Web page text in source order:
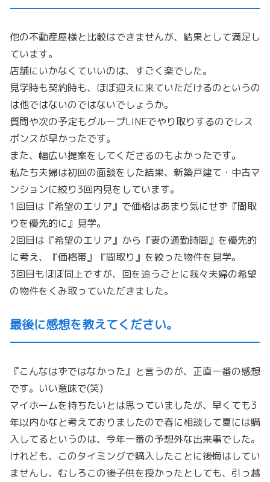
他の不動産屋様と比較はできませんが、 結果として満足し
ています。
店舗にいかなくていいのは、すごく楽でした。
見学時も契約時も、 ほぼ迎えに来ていただけるのというの
は他ではないのではないでしょうか。
質問や次の予定もグループLINEでやり取りするのでレス
ポンスが早かったです。
また、幅広い提案をしてくださるのもよかったです。
私たち夫婦は初回の面談をした結果、新築戸建て・ 中古マ
ンションに絞り3回内見をしています。
1回目は『希望のエリア』で価格はあまり気にせず『間取
りを優先的に』見学。
2回目は『希望のエリア』から『妻の通勤時間』を優先的
に考え、
『価格帯』『間取り』を絞った物件を見学。
3回目もほぼ同上ですが、 回を追うごとに我々夫婦の希望
の物件をくみ取っていただきました。
最後に感想を教えてください。
『こんなはずではなかった』と言うのが、正直一番の感想
です。 いい意味で(笑)
マイホームを持ちたいとは思っていましたが、 早くても3
年以内かなと考えておりましたので春に相談して夏には購
入してるというのは、 今年一番の予想外な出来事でした。
けれども、 このタイミングで購入したことに後悔はしてい
ませんし、 むしろこの後子供を授かったとしても、 引っ越